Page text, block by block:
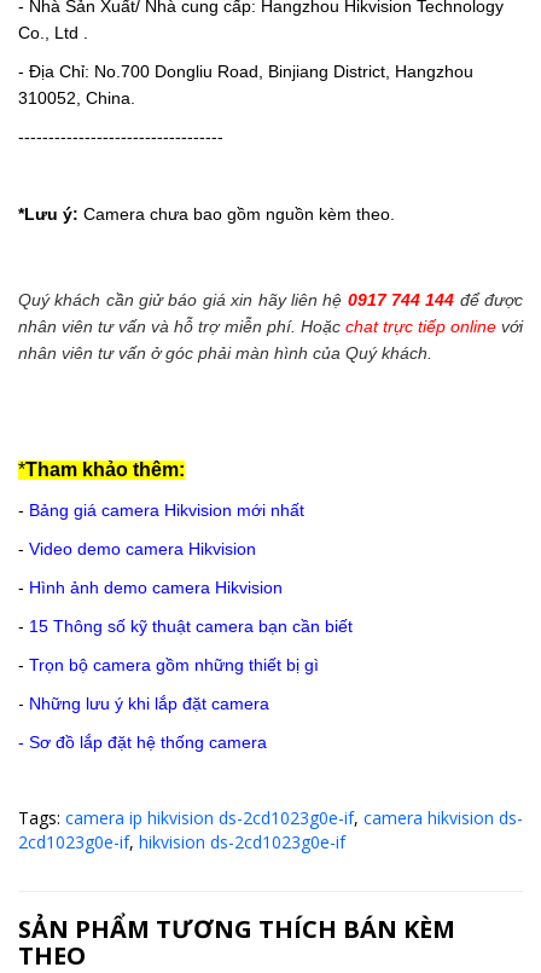
- Nhà Sản Xuất/ Nhà cung cấp: Hangzhou Hikvision Technology
Co., Ltd .
- Địa Chỉ: No.700 Dongliu Road, Binjiang District, Hangzhou
310052, China.
----------------------------------
*Lưu ý: Camera chưa bao gồm nguồn kèm theo.
Quý khách cần giử báo giá xin hãy liên hệ 0917 744 144 để được
nhân viên tư vấn và hỗ trợ miễn phí. Hoặc chat trực tiếp onlinevới
nhân viên tư vấn ở góc phải màn hình của Quý khách.
*Tham khảo thêm:
- Bảng giá camera Hikvision mới nhất
- Video demo camera Hikvision
- Hình ảnh demo camera Hikvision
- 15 Thông số kỹ thuật camera bạn cần biết
- Trọn bộ camera gồm những thiết bị gì
- Những lưu ý khi lắp đặt camera
- Sơ đồ lắp đặt hệ thống camera
Tags: camera ip hikvision ds-2cd1023g0e-if, camera hikvision ds-
2cd1023g0e-if, hikvision ds-2cd1023g0e-if
SẢN PHẨM TƯƠNG THÍCH BÁN KÈM
THEO